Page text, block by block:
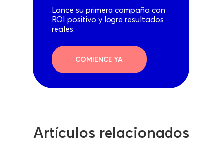
Lance su primera campaña con
ROI positivo y logre resultados
reales.
COMIENCE YA
Artículos relacionados